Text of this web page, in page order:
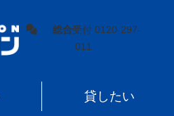
総合受付 0120-297-
011
貸したい